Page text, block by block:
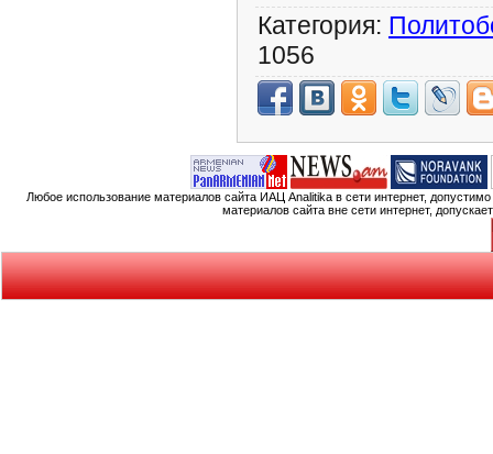
Категория:
1056
Любое использование материалов сайта ИАЦ Analitika в сети интернет,
материалов сайта вне сети интернет,